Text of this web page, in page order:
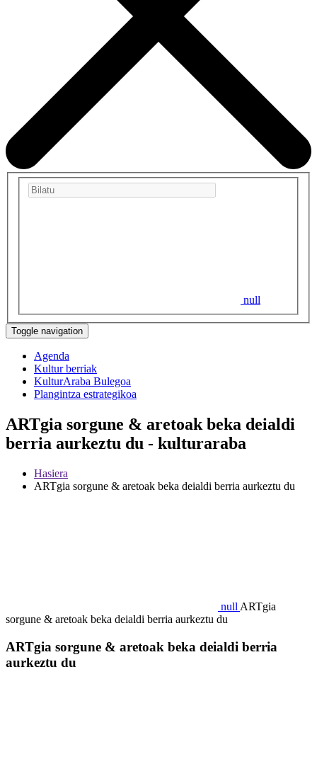
null
Toggle navigation
Agenda
Kultur berriak
KulturAraba Bulegoa
Plangintza estrategikoa
ARTgia sorgune & aretoak beka deialdi
berria aurkeztu du - kulturaraba
Hasiera
ARTgia sorgune & aretoak beka deialdi berria aurkeztu du
null ARTgia
sorgune & aretoak beka deialdi berria aurkeztu du
ARTgia sorgune & aretoak beka deialdi berria
aurkeztu du